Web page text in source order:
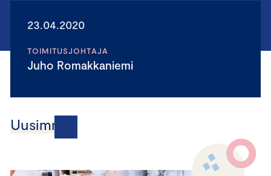
23.04.2020
TOIMITUSJOHTAJA
Juho Romakkaniemi
Uusimmat